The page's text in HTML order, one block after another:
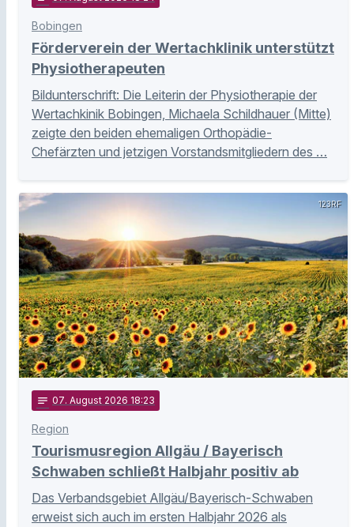
Bobingen
Förderverein der Wertachklinik unterstützt
Physiotherapeuten
Bildunterschrift: Die Leiterin der Physiotherapie der
Wertachkinik Bobingen, Michaela Schildhauer (Mitte)
zeigte den beiden ehemaligen Orthopädie-
Chefärzten und jetzigen Vorstandsmitgliedern des …
123RF
notes 07. August 2026 18:23
Region
Tourismusregion Allgäu / Bayerisch
Schwaben schließt Halbjahr positiv ab
Das Verbandsgebiet Allgäu/Bayerisch-Schwaben
erweist sich auch im ersten Halbjahr 2026 als